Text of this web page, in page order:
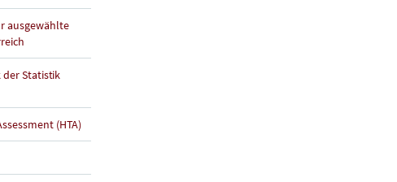
ausgewählte
Statistik
(HTA)